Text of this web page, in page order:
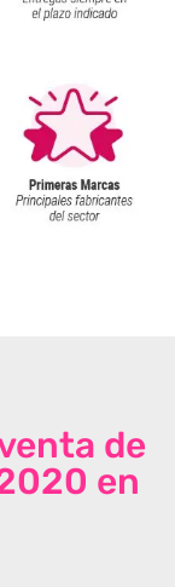
de
en